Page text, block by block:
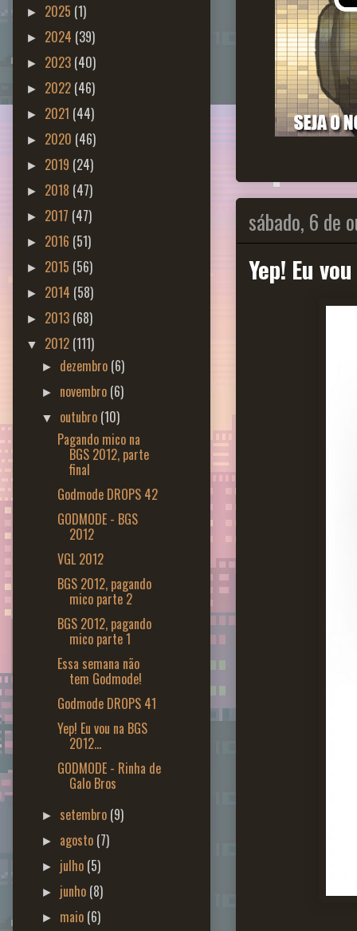
sábado, 6 de
Yep! Eu
► 2025 (1)
► 2024 (39)
► 2023 (40)
► 2022 (46)
► 2021 (44)
► 2020 (46)
► 2019 (24)
► 2018 (47)
► 2017 (47)
► 2016 (51)
► 2015 (56)
► 2014 (58)
► 2013 (68)
▼ 2012 (111)
► dezembro (6)
► novembro (6)
▼ outubro (10)
Pagando mico na
BGS 2012, parte
final
Godmode DROPS 42
GODMODE - BGS
2012
VGL 2012
BGS 2012, pagando
mico parte 2
BGS 2012, pagando
mico parte 1
Essa semana não
tem Godmode!
Godmode DROPS 41
Yep! Eu vou na BGS
2012...
GODMODE - Rinha de
Galo Bros
► setembro (9)
► agosto (7)
► julho (5)
► junho (8)
► maio (6)